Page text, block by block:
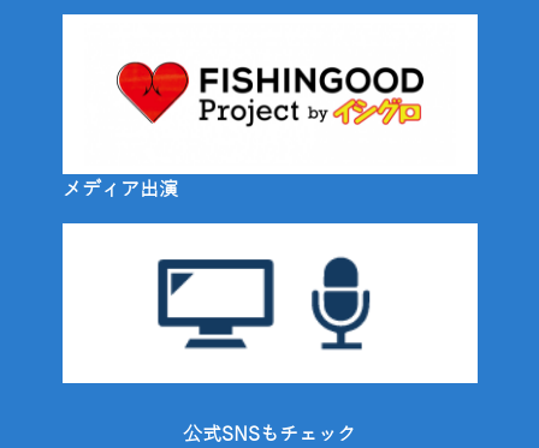
メディア出演
公式SNSもチェック